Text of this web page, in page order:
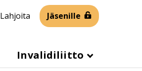
Lahjoita Jäsenille
Invalidiliitto